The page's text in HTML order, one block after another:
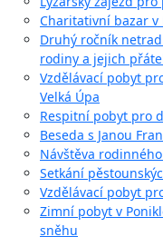
Charitativní bazar v
Druhý ročník
rodiny a jejich
Vzdělávací pobyt
Velká Úpa
Respitní pobyt pro
Beseda s Janou
Návštěva
Setkání
Vzdělávací pobyt
Zimní pobyt v
sněhu